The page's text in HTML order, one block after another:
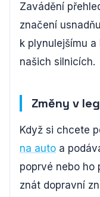
Zavádění
značení
k plynulejšímu
našich silnicích.
Změny v
Když si chcete
na auto a
poprvé nebo ho
znát dopravní